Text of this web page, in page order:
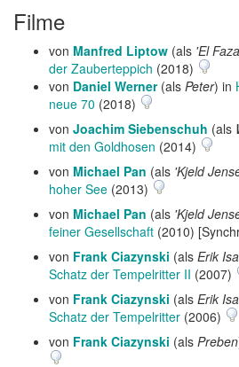
Filme
von Manfred Liptow (als 'El
der Zauberteppich (2018)
von Daniel Werner(als Peter) in
neue 70 (2018)
von Joachim Siebenschuh (als
mit den Goldhosen (2014)
von Michael Pan (als 'Kjeld
hoher See (2013)
von Michael Pan (als 'Kjeld
feiner Gesellschaft (2010)
von Frank Ciazynski (als Erik
Schatz der Tempelritter II (2007)
von Frank Ciazynski (als Erik
Schatz der Tempelritter (2006)
von Frank Ciazynski (als Preben